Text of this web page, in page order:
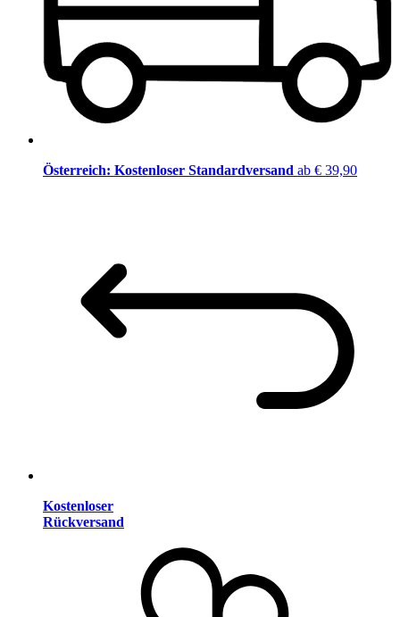
Österreich: Kostenloser Standardversand ab € 39,90
Kostenloser
Rückversand